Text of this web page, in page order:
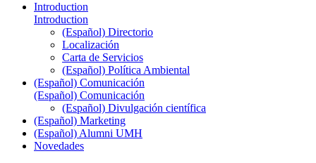
Introduction
Introduction
(Español) Directorio
Localización
Carta de Servicios
(Español) Política Ambiental
(Español) Comunicación
(Español) Comunicación
(Español) Divulgación científica
(Español) Marketing
(Español) Alumni UMH
Novedades